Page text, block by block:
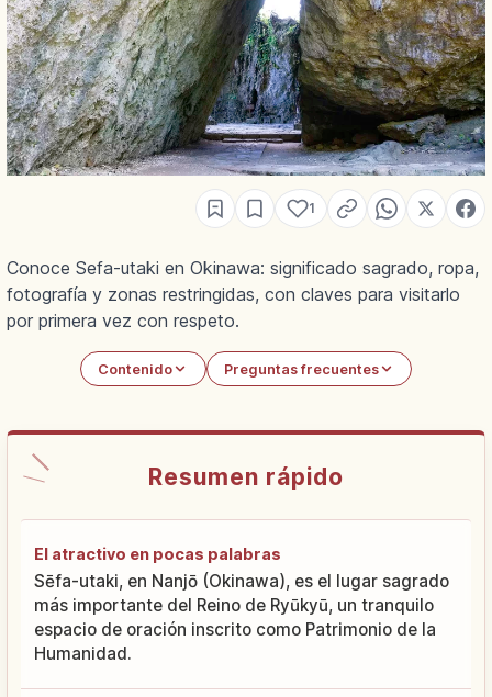
1
Conoce Sefa-utaki en Okinawa: significado sagrado, ropa,
fotografía y zonas restringidas, con claves para visitarlo
por primera vez con respeto.
Contenido Preguntas frecuentes
Resumen rápido
El atractivo en pocas palabras
Sēfa-utaki, en Nanjō (Okinawa), es el lugar sagrado
más importante del Reino de Ryūkyū, un tranquilo
espacio de oración inscrito como Patrimonio de la
Humanidad.